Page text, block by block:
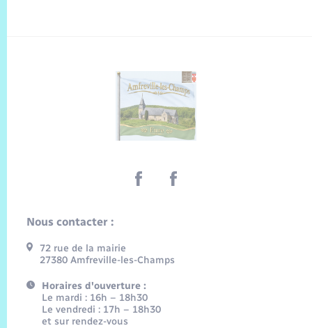
Nous contacter :
72 rue de la mairie
27380 Amfreville-les-Champs
Horaires d'ouverture :
Le mardi : 16h – 18h30
Le vendredi : 17h – 18h30
et sur rendez-vous